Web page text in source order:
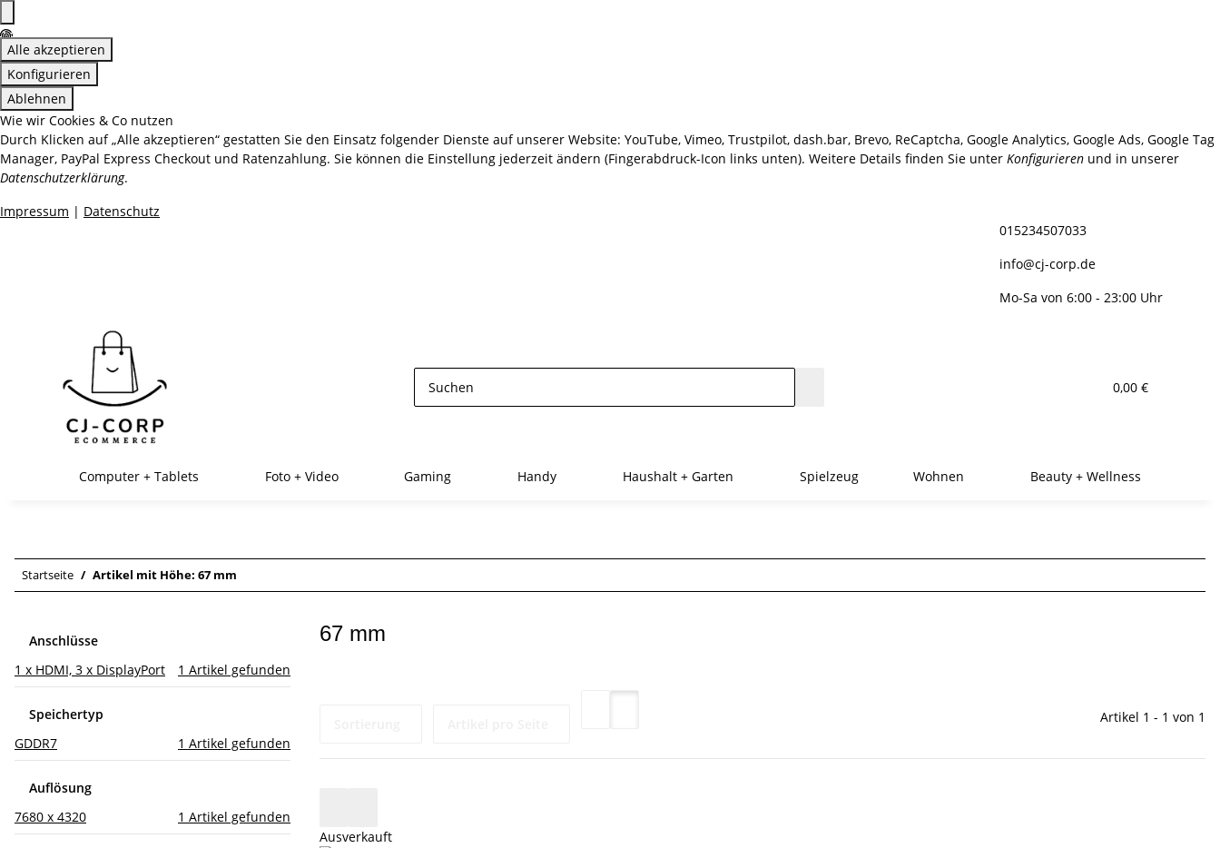
Alle akzeptieren
Konfigurieren
Ablehnen
Wie wir Cookies & Co nutzen
Durch Klicken auf „Alle akzeptieren“ gestatten Sie den Einsatz folgender Dienste auf unserer Website: YouTube, Vimeo, Trustpilot, dash.bar, Brevo, ReCaptcha, Google Analytics, Google Ads, Google Tag
Manager, PayPal Express Checkout und Ratenzahlung. Sie können die Einstellung jederzeit ändern (Fingerabdruck-Icon links unten). Weitere Details finden Sie unter Konfigurieren und in unserer
Datenschutzerklärung.
Impressum | Datenschutz
015234507033
info@cj-corp.de
Mo-Sa von 6:00 - 23:00 Uhr
0,00 €
Computer + Tablets Foto + Video Gaming Handy Haushalt + Garten Spielzeug Wohnen Beauty + Wellness
Startseite Artikel mit Höhe: 67 mm
67 mm
Artikel 1 - 1 von 1
Ausverkauft
Anschlüsse
1 x HDMI, 3 x DisplayPort
1 Artikel gefunden
Speichertyp
GDDR7
1 Artikel gefunden
Auflösung
7680 x 4320
1 Artikel gefunden